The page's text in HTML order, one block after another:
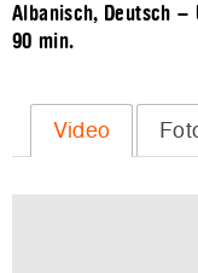
Albanisch, Deutsch –
90 min.
Video